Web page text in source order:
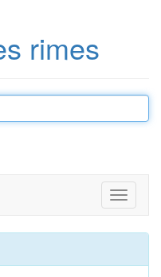
rimes
Toggle